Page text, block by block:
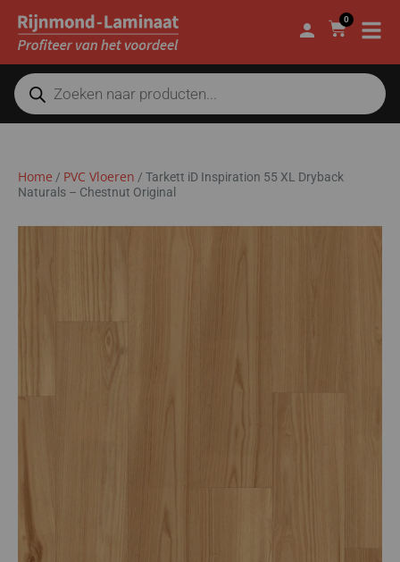
0
Home / PVC Vloeren / Tarkett iD Inspiration 55 XL Dryback
Naturals – Chestnut Original